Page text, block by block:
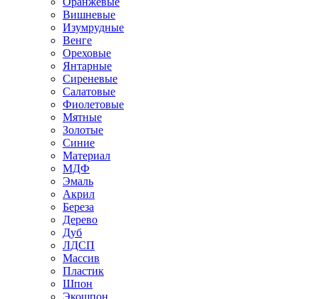
Вишневые
Изумрудные
Венге
Ореховые
Янтарные
Сиреневые
Салатовые
Фиолетовые
Мятные
Золотые
Синие
Материал
МДФ
Эмаль
Акрил
Береза
Дерево
Дуб
ЛДСП
Массив
Пластик
Шпон
Экошпон